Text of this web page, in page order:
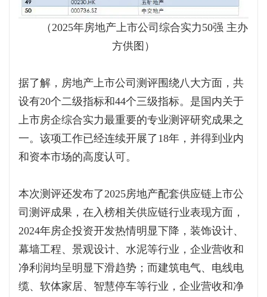
（2025年房地产上市公司综合实力50强 主办
方供图）
据了解，房地产上市公司测评围绕八大方面，共
设有20个二级指标和44个三级指标。是国内关于
上市房企综合实力最重要的专业测评研究成果之
一。该项工作已经连续开展了18年，并得到业内
和资本市场的高度认可。
本次测评还发布了2025房地产配套供应链上市公
司测评成果，在入榜相关供应链行业表现方面，
2024年房企投资开发热情明显下降，装饰设计、
幕墙工程、景观设计、水泥等行业，企业营收和
净利润均呈明显下滑趋势；而建筑电气、电线电
缆、软体家居、智慧停车等行业，企业营收和净